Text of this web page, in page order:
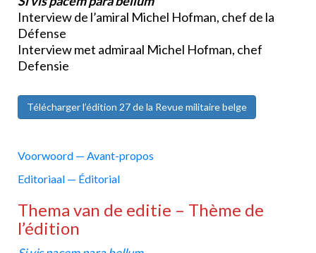
Interview de l’amiral Michel Hofman, chef de la
Défense
Interview met admiraal Michel Hofman, chef
Defensie
Télécharger l’édition 27 de la Revue militaire belge
Voorwoord — Avant-propos
Editoriaal — Éditorial
Thema van de editie – Thème de
l’édition